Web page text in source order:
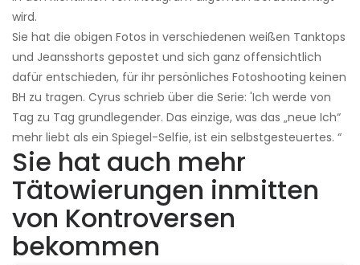
wird.
Sie hat die obigen Fotos in verschiedenen weißen Tanktops
und Jeansshorts gepostet und sich ganz offensichtlich
dafür entschieden, für ihr persönliches Fotoshooting keinen
BH zu tragen. Cyrus schrieb über die Serie: 'Ich werde von
Tag zu Tag grundlegender. Das einzige, was das „neue Ich“
mehr liebt als ein Spiegel-Selfie, ist ein selbstgesteuertes. “
Sie hat auch mehr
Tätowierungen inmitten
von Kontroversen
bekommen